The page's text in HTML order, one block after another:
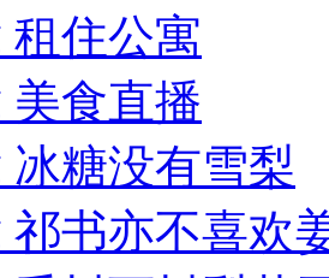
租住公寓
美食直播
冰糖没有雪梨
祁书亦不喜欢